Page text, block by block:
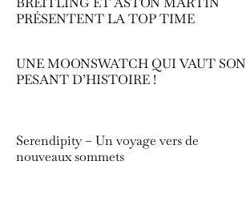
PRÉSENTENT LA TOP TIME
UNE MOONSWATCH QUI VAUT SON
PESANT D’HISTOIRE !
Serendipity – Un voyage vers de
nouveaux sommets